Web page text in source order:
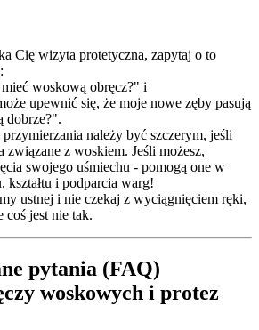
Cię wizyta protetyczna, zapytaj o to
woskową obręcz?" i
upewnić się, że moje nowe zęby pasują
dobrze?".
przymierzania należy być szczerym, jeśli
związane z woskiem. Jeśli możesz,
swojego uśmiechu - pomogą one w
kształtu i podparcia warg!
ustnej i nie czekaj z wyciągnięciem ręki,
coś jest nie tak.
pytania (FAQ)
woskowych i protez